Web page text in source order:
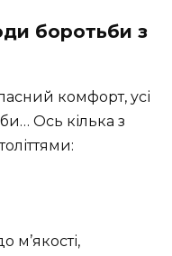
боротьби з
комфорт, усі
Ось кілька з
м’якості,